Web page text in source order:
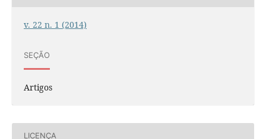
v. 22 n. 1 (2014)
SEÇÃO
Artigos
LICENÇA